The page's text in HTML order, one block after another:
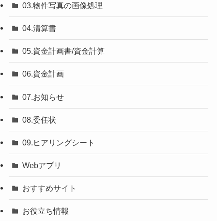
03.物件写真の画像処理
04.清算書
05.資金計画書/資金計算
06.資金計画
07.お知らせ
08.委任状
09.ヒアリングシート
Webアプリ
おすすめサイト
お役立ち情報